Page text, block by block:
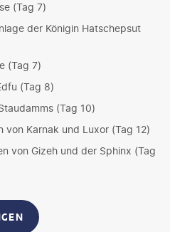
(Tag 7)
der Königin Hatschepsut
(Tag 7)
(Tag 8)
(Tag 10)
von Karnak und Luxor (Tag 12)
von Gizeh und der Sphinx (Tag